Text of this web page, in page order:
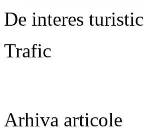
De interes turistic
Trafic
Arhiva articole